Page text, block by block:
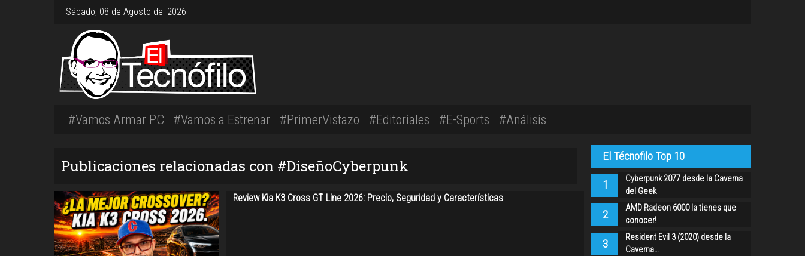
Sábado, 08 de Agosto del 2026
#Vamos Armar PC #Vamos a Estrenar #PrimerVistazo #Editoriales #E-Sports #Análisis
Publicaciones relacionadas con #DiseñoCyberpunk
Review Kia K3 Cross GT Line 2026: Precio, Seguridad y Características
El Técnofilo Top 10
1
Cyberpunk 2077 desde la Caverna
del Geek
2
AMD Radeon 6000 la tienes que
conocer!
3
Resident Evil 3 (2020) desde la
Caverna…